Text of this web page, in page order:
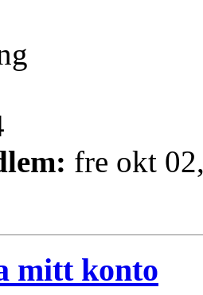
fre okt
mitt konto